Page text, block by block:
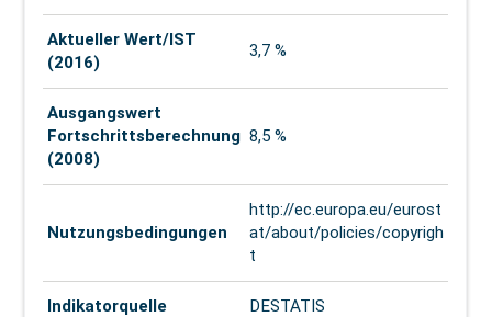
Aktueller Wert/­IST
(2016)
3,7 %
Ausgangswert
Fortschritts­berechnung
(2008)
8,5 %
Nutzungs­bedingungen
http://ec.europa.eu/eurost
at/about/policies/copyrigh
t
Indikatorquelle DESTATIS